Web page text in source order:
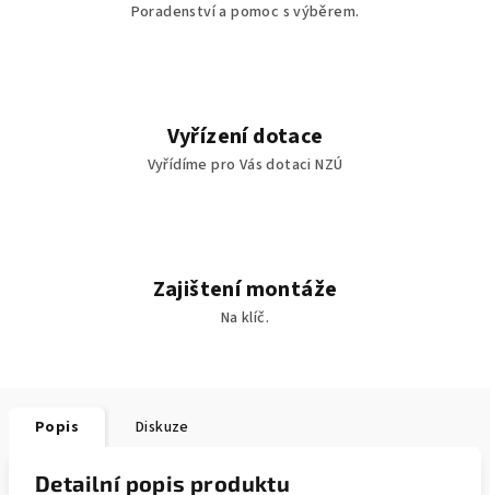
Poradenství a pomoc s výběrem.
Vyřízení dotace
Vyřídíme pro Vás dotaci NZÚ
Zajištení montáže
Na klíč.
Popis Diskuze
Detailní popis produktu